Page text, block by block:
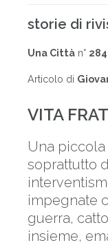
storie di
Una Città n°
Articolo di
VITA
Una piccola
soprattutto
impegnate
guerra,
insieme,